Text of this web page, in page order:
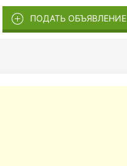
ПОДАТЬ ОБЪЯВЛЕНИЕ